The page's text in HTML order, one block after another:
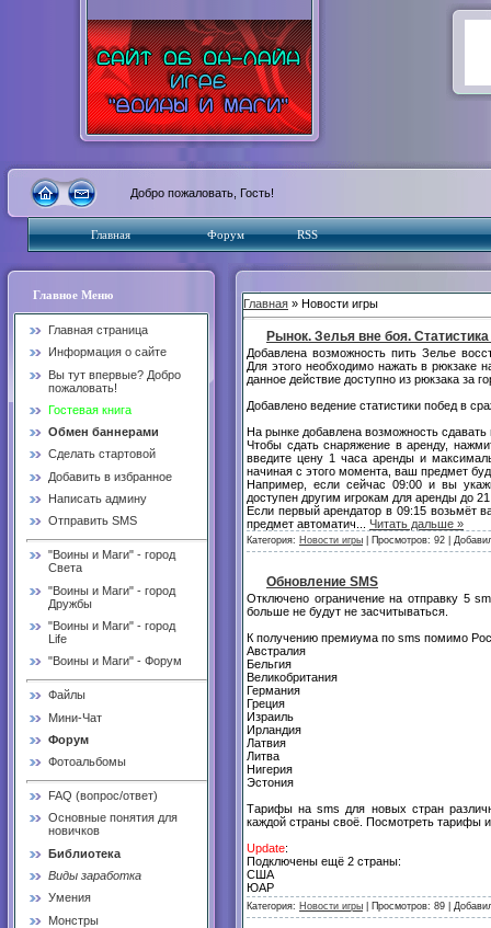
Добро пожаловать, Гость!
Главная Форум RSS
Главное Меню
Главная страница
Информация о сайте
Вы тут впервые? Добро
пожаловать!
Гостевая книга
Обмен баннерами
Сделать стартовой
Добавить в избранное
Написать админу
Отправить SMS
"Воины и Маги" - город
Света
"Воины и Маги" - город
Дружбы
"Воины и Маги" - город
Life
"Воины и Маги" - Форум
Файлы
Мини-Чат
Форум
Фотоальбомы
FAQ (вопрос/ответ)
Основные понятия для
новичков
Библиотека
Виды заработка
Умения
Монстры
Главная » Новости игры
Рынок. Зелья вне боя.
Добавлена возможность пить Зелье
Для этого необходимо нажать в рюкзаке
данное действие доступно из рюкзака за
Добавлено ведение статистики побед в
На рынке добавлена возможность
Чтобы сдать снаряжение в аренду,
введите цену 1 часа аренды и
начиная с этого момента, ваш предмет
Например, если сейчас 09:00 и вы
доступен другим игрокам для аренды до
Если первый арендатор в 09:15 возьмёт
предмет автоматич
Читать дальше »
Категория: Новости игры | Просмотров: 92 |
Обновление SMS
Отключено ограничение на отправку 5
больше не будут не засчитываться.
К получению премиума по sms помимо
Австралия
Бельгия
Великобритания
Германия
Греция
Израиль
Ирландия
Латвия
Литва
Нигерия
Эстония
Тарифы на sms для новых стран
каждой страны своё. Посмотреть тарифы
Update:
Подключены ещё 2 страны:
США
ЮАР
Категория: Новости игры | Просмотров: 89 |